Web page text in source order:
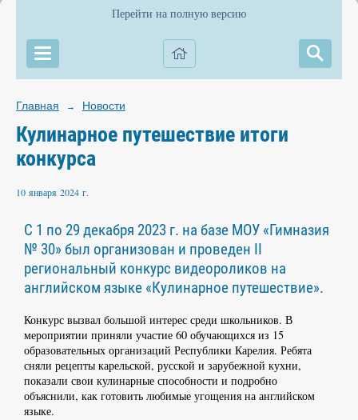
Перейти на полную версию
Главная → Новости
Кулинарное путешествие итоги
конкурса
10 января 2024 г.
C 1 по 29 декабря 2023 г. на базе МОУ «Гимназия
№ 30» был организован и проведен II
региональный конкурс видеороликов на
английском языке «Кулинарное путешествие».
Конкурс вызвал большой интерес среди школьников. В
мероприятии приняли участие 60 обучающихся из 15
образовательных организаций Республики Карелия. Ребята
сняли рецепты карельской, русской и зарубежной кухни,
показали свои кулинарные способности и подробно
объяснили, как готовить любимые угощения на английском
языке.